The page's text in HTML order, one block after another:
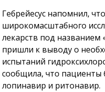
Гебрейесус напомнил,
широкомасштабного
лекарств под названием
пришли к выводу о
испытаний
сообщила, что пациенты
лопинавир и ритонавир.